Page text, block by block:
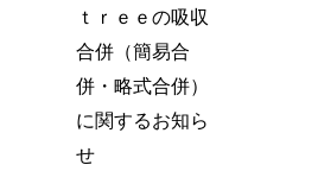
ｔｒｅｅの吸収
合併（簡易合
併・略式合併）
に関するお知ら
せ